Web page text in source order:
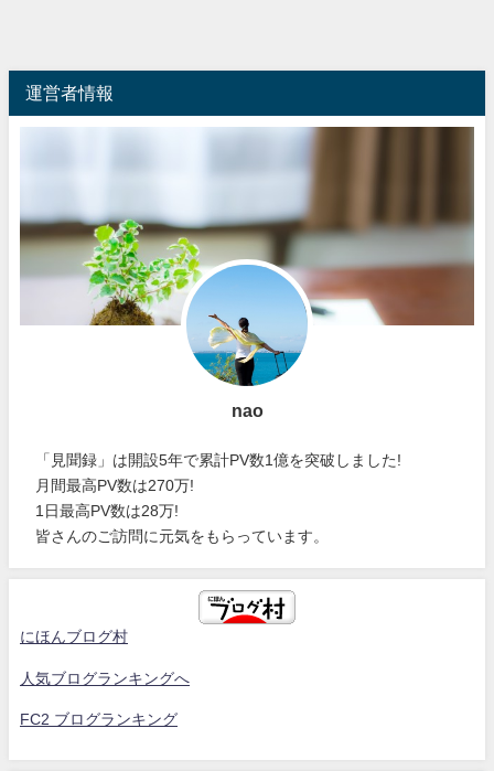
運営者情報
nao
「見聞録」は開設5年で累計PV数1億を突破しました!
月間最高PV数は270万!
1日最高PV数は28万!
皆さんのご訪問に元気をもらっています。
にほんブログ村
人気ブログランキングへ
FC2 ブログランキング